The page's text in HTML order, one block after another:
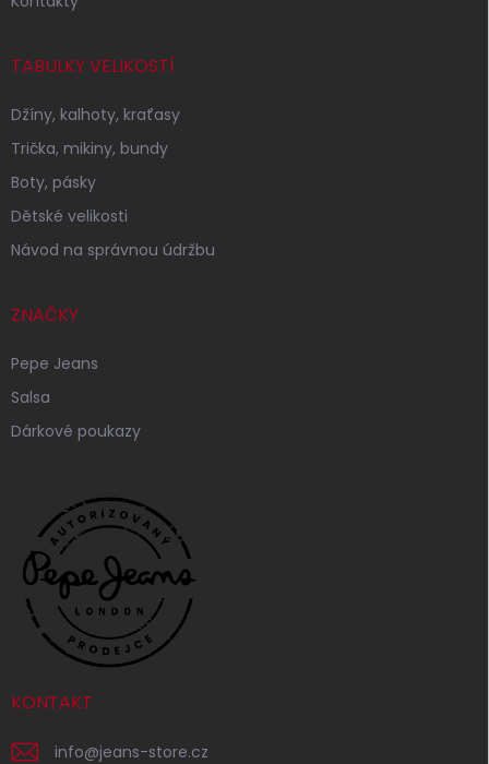
TABULKY VELIKOSTÍ
Džíny, kalhoty, kraťasy
Trička, mikiny, bundy
Boty, pásky
Dětské velikosti
Návod na správnou údržbu
ZNAČKY
Pepe Jeans
Salsa
Dárkové poukazy
KONTAKT
info@jeans-store.cz